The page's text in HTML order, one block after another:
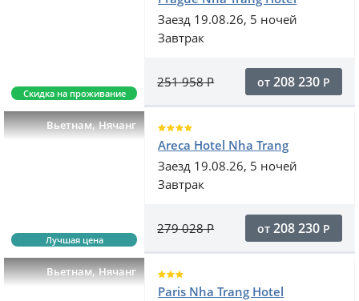
Скидка на проживание
Заезд 19.08.26, 5 ночей
Завтрак
251 958Р от 208 230 Р
Вьетнам,Нячанг
Лучшая цена
Areca Hotel Nha Trang
Заезд 19.08.26, 5 ночей
Завтрак
279 028Р от 208 230 Р
Вьетнам,Нячанг
Paris Nha Trang Hotel